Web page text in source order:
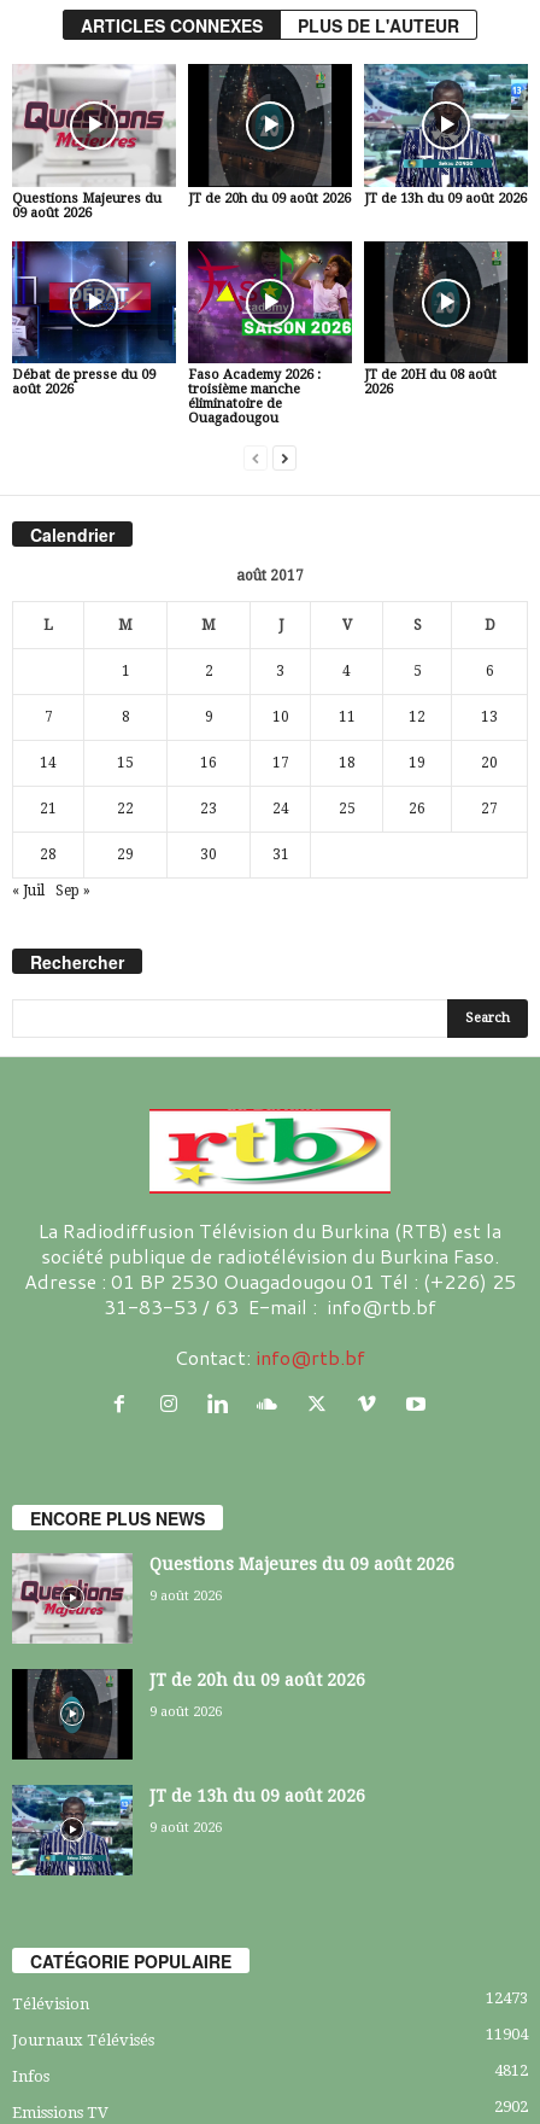
ARTICLES CONNEXES PLUS DE L'AUTEUR
Questions Majeures du
09 août 2026
JT de 20h du 09 août 2026 JT de 13h du 09 août 2026
Débat de presse du 09
août 2026
Faso Academy 2026 :
troisième manche
éliminatoire de
Ouagadougou
JT de 20H du 08 août
2026
Calendrier
août 2017
L M M J V S D
1 2 3 4 5 6
7 8 9 10 11 12 13
14 15 16 17 18 19 20
21 22 23 24 25 26 27
28 29 30 31
« Juil Sep »
Rechercher
La Radiodiffusion Télévision du Burkina (RTB) est la
société publique de radiotélévision du Burkina Faso.
Adresse : 01 BP 2530 Ouagadougou 01 Tél : (+226) 25
31-83-53 / 63 E-mail : info@rtb.bf
Contact: info@rtb.bf
ENCORE PLUS NEWS
Questions Majeures du 09 août 2026
9 août 2026
JT de 20h du 09 août 2026
9 août 2026
JT de 13h du 09 août 2026
9 août 2026
CATÉGORIE POPULAIRE
Télévision 12473
Journaux Télévisés 11904
Infos 4812
Emissions TV 2902